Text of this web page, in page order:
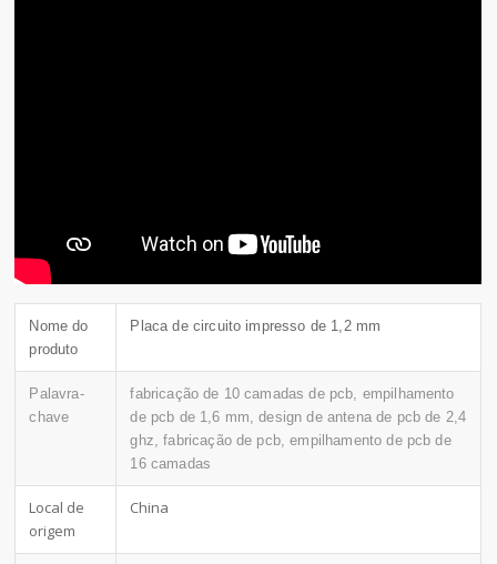
Nome do
produto
Placa de circuito impresso de 1,2 mm
Palavra-
chave
fabricação de 10 camadas de pcb, empilhamento
de pcb de 1,6 mm, design de antena de pcb de 2,4
ghz, fabricação de pcb, empilhamento de pcb de
16 camadas
Local de
origem
China